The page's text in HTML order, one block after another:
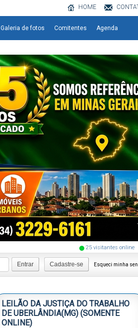
HOME
Galeria de fotos Comitentes Agenda
25 visitantes online
Entrar Esqueci minha
Cadastre-se
LEILÃO DA JUSTIÇA DO TRABALHO
DE UBERLÂNDIA(MG) (SOMENTE
ONLINE)